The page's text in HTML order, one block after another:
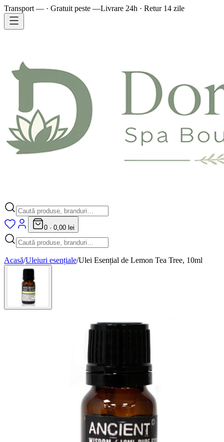
Transport — · Gratuit peste —Livrare 24h · Retur 14 zile
0 · 0,00 lei
Acasă/Uleiuri esențiale/Ulei Esențial de Lemon Tea Tree, 10ml